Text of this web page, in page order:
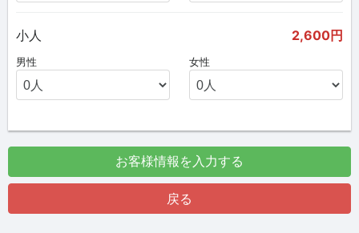
小人 2,600円
男性 女性
お客様情報を入力する
戻る